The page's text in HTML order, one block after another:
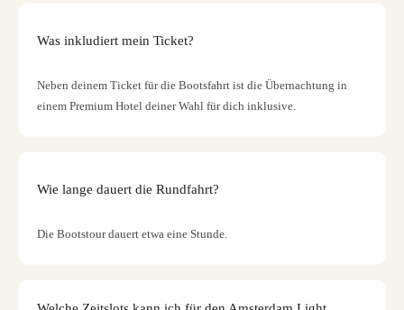
Was inkludiert mein Ticket?
Neben deinem Ticket für die Bootsfahrt ist die Übernachtung in
einem Premium Hotel deiner Wahl für dich inklusive.
Wie lange dauert die Rundfahrt?
Die Bootstour dauert etwa eine Stunde.